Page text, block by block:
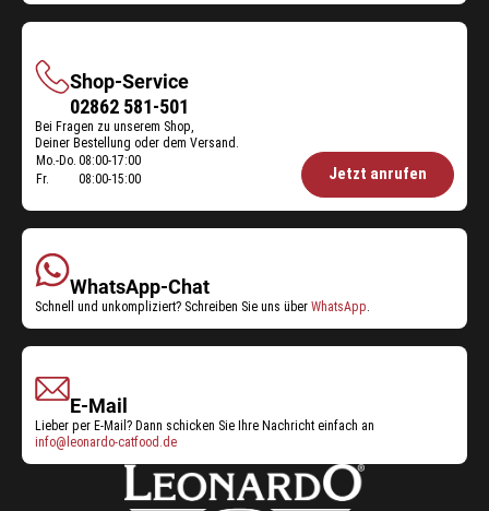
Shop-Service
Shop-
Service
02862 581-501
Bei Fragen zu unserem Shop,
Deiner Bestellung oder dem Versand.
Öffnungszeiten
Mo.-Do. 08:00-17:00
Fr.
08:00-15:00 Jetzt anrufen
WhatsApp-Chat
Schnell und unkompliziert? Schreiben Sie uns über WhatsApp.
E-Mail
Lieber per E-Mail? Dann schicken Sie Ihre Nachricht einfach an
info@leonardo-catfood.de